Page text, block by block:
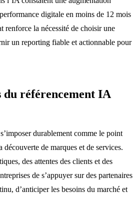
digitale en moins de 12 mois
renforce la nécessité de choisir une
un reporting fiable et actionnable pour
du référencement IA
durablement comme le point
découverte de marques et de services.
des attentes des clients et des
de s’appuyer sur des partenaires
d’anticiper les besoins du marché et